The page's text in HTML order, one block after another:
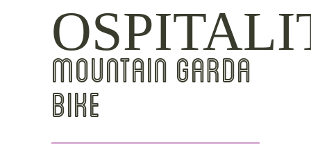
MOUNTAIN GARDA
BIKE